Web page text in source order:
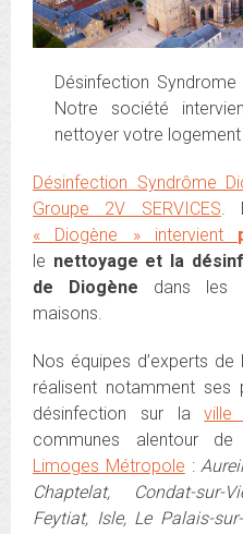
Désinfection
Notre société
nettoyer votre logement
Désinfection Syndrôme
Groupe 2V SERVICES.
« Diogène » intervient
le nettoyage et la
de Diogène dans les
maisons.
Nos équipes d’experts
réalisent notamment
désinfection sur laville
communes alentour
Limoges Métropole :
Chaptelat, Condat-sur-
Feytiat, Isle, Le Palais-